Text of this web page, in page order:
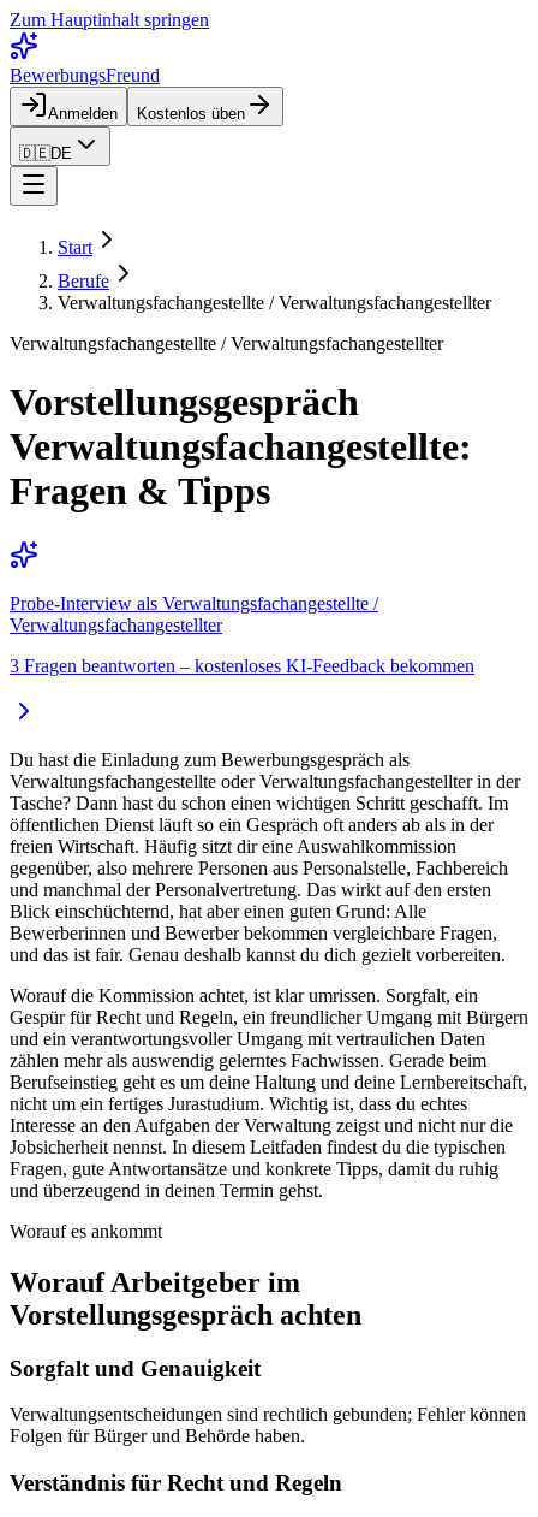
Zum Hauptinhalt springen
BewerbungsFreund
Anmelden Kostenlos üben
🇩🇪DE
Start
Berufe
Verwaltungsfachangestellte / Verwaltungsfachangestellter
Verwaltungsfachangestellte / Verwaltungsfachangestellter
Vorstellungsgespräch
Verwaltungsfachangestellte:
Fragen & Tipps
Probe-Interview als Verwaltungsfachangestellte /
Verwaltungsfachangestellter
3 Fragen beantworten – kostenloses KI-Feedback bekommen
Du hast die Einladung zum Bewerbungsgespräch als
Verwaltungsfachangestellte oder Verwaltungsfachangestellter in der
Tasche? Dann hast du schon einen wichtigen Schritt geschafft. Im
öffentlichen Dienst läuft so ein Gespräch oft anders ab als in der
freien Wirtschaft. Häufig sitzt dir eine Auswahlkommission
gegenüber, also mehrere Personen aus Personalstelle, Fachbereich
und manchmal der Personalvertretung. Das wirkt auf den ersten
Blick einschüchternd, hat aber einen guten Grund: Alle
Bewerberinnen und Bewerber bekommen vergleichbare Fragen,
und das ist fair. Genau deshalb kannst du dich gezielt vorbereiten.
Worauf die Kommission achtet, ist klar umrissen. Sorgfalt, ein
Gespür für Recht und Regeln, ein freundlicher Umgang mit Bürgern
und ein verantwortungsvoller Umgang mit vertraulichen Daten
zählen mehr als auswendig gelerntes Fachwissen. Gerade beim
Berufseinstieg geht es um deine Haltung und deine Lernbereitschaft,
nicht um ein fertiges Jurastudium. Wichtig ist, dass du echtes
Interesse an den Aufgaben der Verwaltung zeigst und nicht nur die
Jobsicherheit nennst. In diesem Leitfaden findest du die typischen
Fragen, gute Antwortansätze und konkrete Tipps, damit du ruhig
und überzeugend in deinen Termin gehst.
Worauf es ankommt
Worauf Arbeitgeber im
Vorstellungsgespräch achten
Sorgfalt und Genauigkeit
Verwaltungsentscheidungen sind rechtlich gebunden; Fehler können
Folgen für Bürger und Behörde haben.
Verständnis für Recht und Regeln